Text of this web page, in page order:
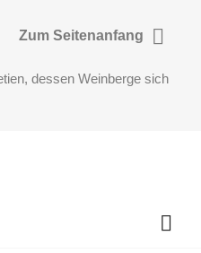
Zum Seitenanfang 
dessen Weinberge sich
